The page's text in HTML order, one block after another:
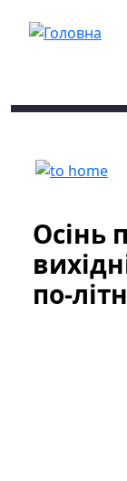
Осінь
по-